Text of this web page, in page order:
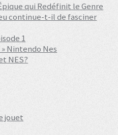
qui Redéfinit le Genre
continue-t-il de fasciner
1
Nintendo Nes
NES?
jouet